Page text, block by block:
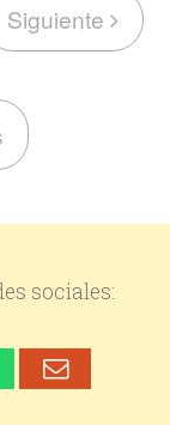
Siguiente
sociales: